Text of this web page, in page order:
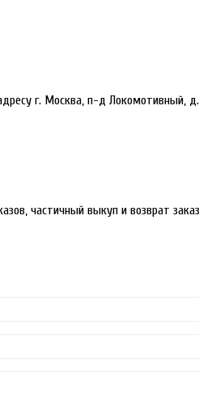
г. Москва, п-д Локомотивный,
частичный выкуп и возврат